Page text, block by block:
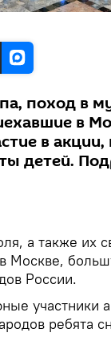
поход в
в
в
детей.
а также их
Москве,
России.
участники
ребята